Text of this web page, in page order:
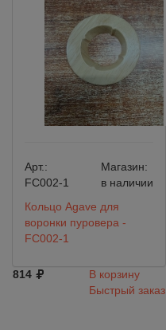
Арт.:
FC002-1
Магазин:
в наличии
Кольцо Agave для
воронки пуровера -
FC002-1
814
В корзину
Быстрый заказ